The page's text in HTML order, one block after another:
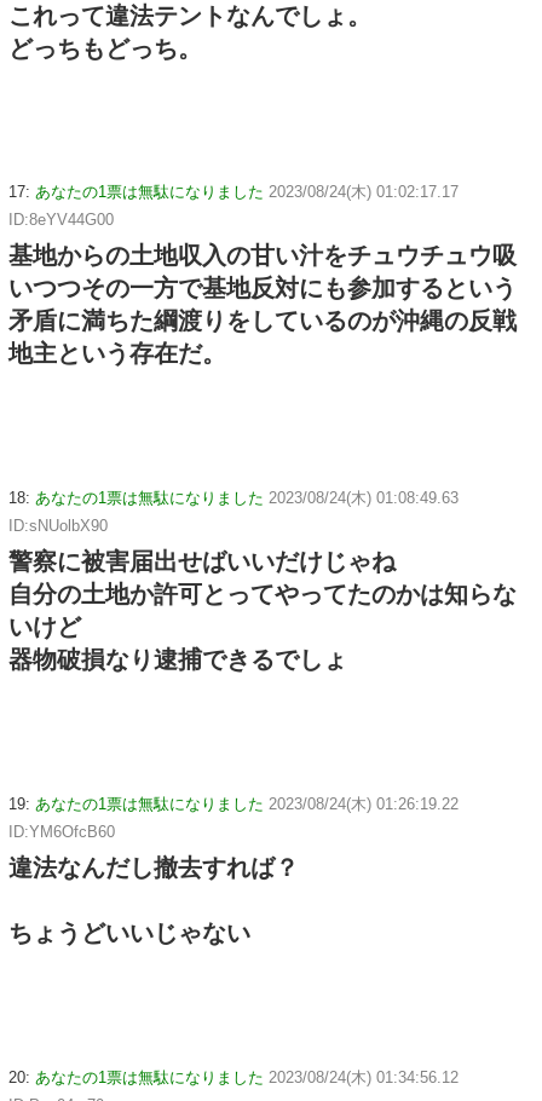
これって違法テントなんでしょ。
どっちもどっち。
17: あなたの1票は無駄になりました 2023/08/24(木) 01:02:17.17
ID:8eYV44G00
基地からの土地収入の甘い汁をチュウチュウ吸
いつつその一方で基地反対にも参加するという
矛盾に満ちた綱渡りをしているのが沖縄の反戦
地主という存在だ。
18: あなたの1票は無駄になりました 2023/08/24(木) 01:08:49.63
ID:sNUolbX90
警察に被害届出せばいいだけじゃね
自分の土地か許可とってやってたのかは知らな
いけど
器物破損なり逮捕できるでしょ
19: あなたの1票は無駄になりました 2023/08/24(木) 01:26:19.22
ID:YM6OfcB60
違法なんだし撤去すれば？
ちょうどいいじゃない
20: あなたの1票は無駄になりました 2023/08/24(木) 01:34:56.12